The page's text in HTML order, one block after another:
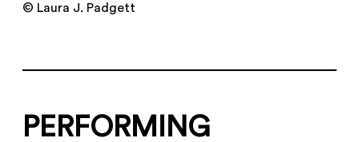
© Laura J. Padgett
PERFORMING